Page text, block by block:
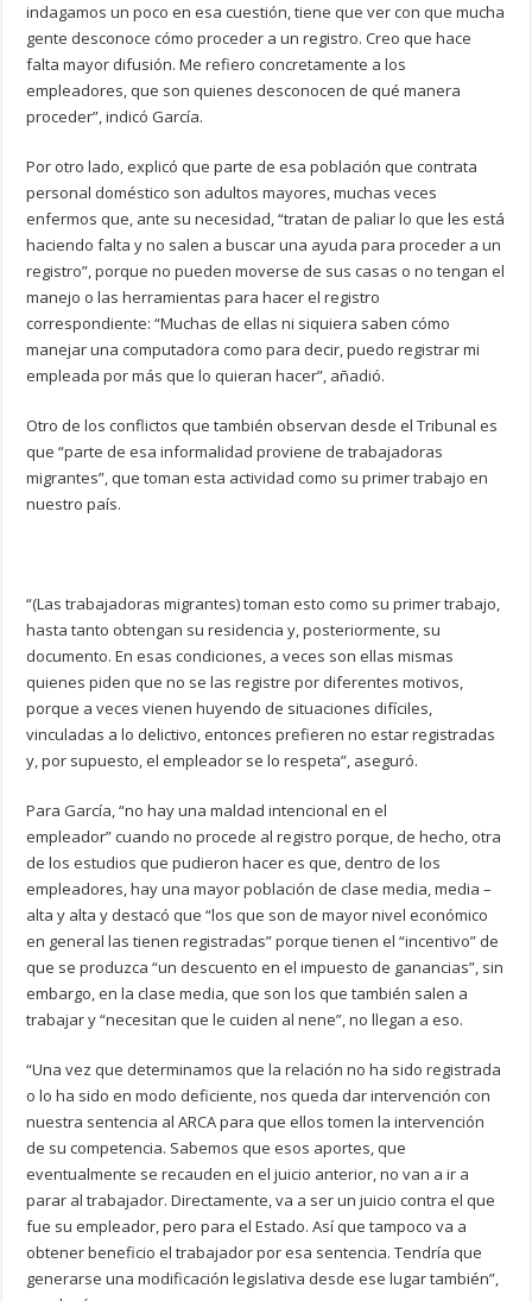
indagamos un poco en esa cuestión, tiene que ver con que mucha
gente desconoce cómo proceder a un registro. Creo que hace
falta mayor difusión. Me refiero concretamente a los
empleadores, que son quienes desconocen de qué manera
proceder”, indicó García.
Por otro lado, explicó que parte de esa población que contrata
personal doméstico son adultos mayores, muchas veces
enfermos que, ante su necesidad, “tratan de paliar lo que les está
haciendo falta y no salen a buscar una ayuda para proceder a un
registro”, porque no pueden moverse de sus casas o no tengan el
manejo o las herramientas para hacer el registro
correspondiente: “Muchas de ellas ni siquiera saben cómo
manejar una computadora como para decir, puedo registrar mi
empleada por más que lo quieran hacer”, añadió.
Otro de los conflictos que también observan desde el Tribunal es
que “parte de esa informalidad proviene de trabajadoras
migrantes”, que toman esta actividad como su primer trabajo en
nuestro país.
“(Las trabajadoras migrantes) toman esto como su primer trabajo,
hasta tanto obtengan su residencia y, posteriormente, su
documento. En esas condiciones, a veces son ellas mismas
quienes piden que no se las registre por diferentes motivos,
porque a veces vienen huyendo de situaciones difíciles,
vinculadas a lo delictivo, entonces prefieren no estar registradas
y, por supuesto, el empleador se lo respeta”, aseguró.
Para García, “no hay una maldad intencional en el
empleador” cuando no procede al registro porque, de hecho, otra
de los estudios que pudieron hacer es que, dentro de los
empleadores, hay una mayor población de clase media, media –
alta y alta y destacó que “los que son de mayor nivel económico
en general las tienen registradas” porque tienen el “incentivo” de
que se produzca “un descuento en el impuesto de ganancias”, sin
embargo, en la clase media, que son los que también salen a
trabajar y “necesitan que le cuiden al nene”, no llegan a eso.
“Una vez que determinamos que la relación no ha sido registrada
o lo ha sido en modo deficiente, nos queda dar intervención con
nuestra sentencia al ARCA para que ellos tomen la intervención
de su competencia. Sabemos que esos aportes, que
eventualmente se recauden en el juicio anterior, no van a ir a
parar al trabajador. Directamente, va a ser un juicio contra el que
fue su empleador, pero para el Estado. Así que tampoco va a
obtener beneficio el trabajador por esa sentencia. Tendría que
generarse una modificación legislativa desde ese lugar también”,